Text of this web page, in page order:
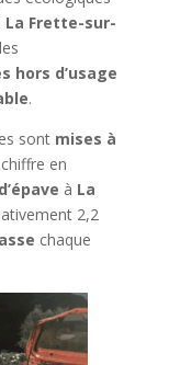
La Frette-sur-
hors d’usage
.
sont mises à
en
à La
2,2
chaque